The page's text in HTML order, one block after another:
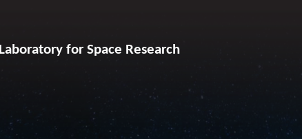
Laboratory for Space Research